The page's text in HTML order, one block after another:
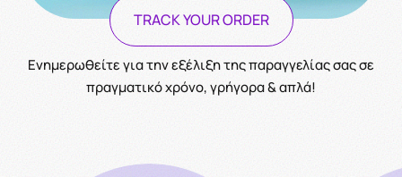
TRACK YOUR ORDER
Ενημερωθείτε για την εξέλιξη της παραγγελίας σας σε
πραγματικό χρόνο, γρήγορα & απλά!